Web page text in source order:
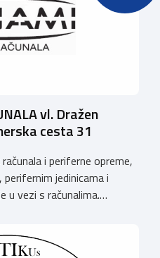
vl. Dražen
cesta 31
i periferne opreme,
jedinicama i
vezi s računalima.